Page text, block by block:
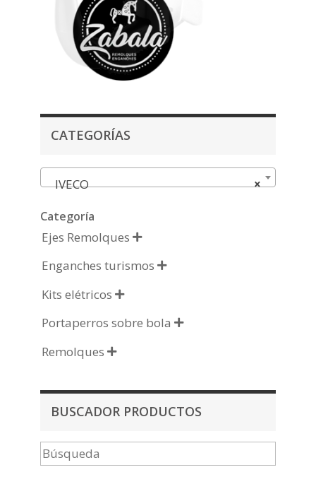
CATEGORÍAS
×
IVECO
Categoría
Ejes Remolques 
Enganches turismos 
Kits elétricos 
Portaperros sobre bola 
Remolques 
BUSCADOR PRODUCTOS